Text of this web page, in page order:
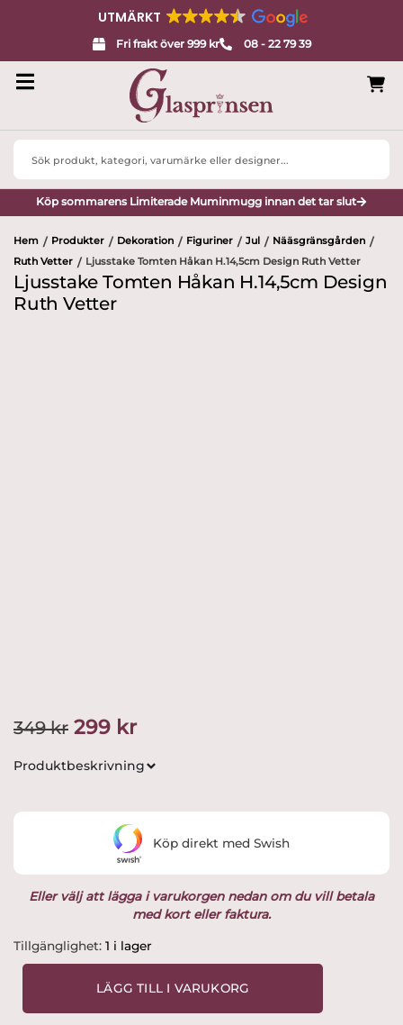
UTMÄRKT
Fri frakt över 999 kr 08 - 22 79 39
Search
Köp sommarens Limiterade Muminmugg innan det tar slut
Hem / Produkter / Dekoration / Figuriner / Jul / Nääsgränsgården /
Ruth Vetter / Ljusstake Tomten Håkan H.14,5cm Design Ruth Vetter
Ljusstake Tomten Håkan H.14,5cm Design
Ruth Vetter
349kr Det
ursprungliga
349 kr.
299 krDet
nuvarande
är:
299 kr.
Produktbeskrivning
Eller välj att lägga i varukorgen nedan om du vill betala
med kort eller faktura.
Tillgänglighet: 1 i lager
Ljusstake
Tomten
Design
LÄGG TILL I VARUKORG
Köp direkt med Swish